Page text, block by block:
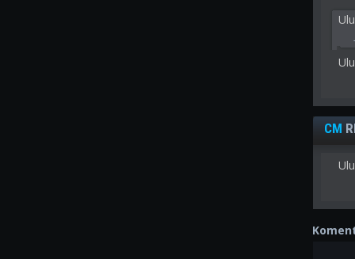
CM